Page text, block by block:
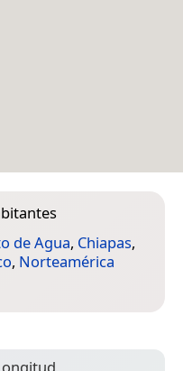
de Agua, Chiapas,
, Norteamérica